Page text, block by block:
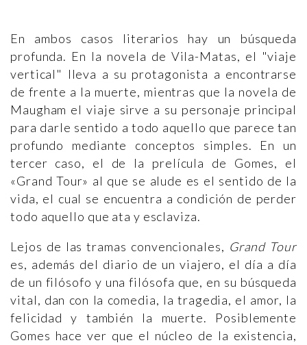
En ambos casos literarios hay un búsqueda
profunda. En la novela de Vila-Matas, el "viaje
vertical" lleva a su protagonista a encontrarse
de frente a la muerte, mientras que la novela de
Maugham el viaje sirve a su personaje principal
para darle sentido a todo aquello que parece tan
profundo mediante conceptos simples. En un
tercer caso, el de la prelícula de Gomes, el
«Grand Tour» al que se alude es el sentido de la
vida, el cual se encuentra a condición de perder
todo aquello que ata y esclaviza.
Lejos de las tramas convencionales, Grand Tour
es, además del diario de un viajero, el día a día
de un filósofo y una filósofa que, en su búsqueda
vital, dan con la comedia, la tragedia, el amor, la
felicidad y también la muerte. Posiblemente
Gomes hace ver que el núcleo de la existencia,